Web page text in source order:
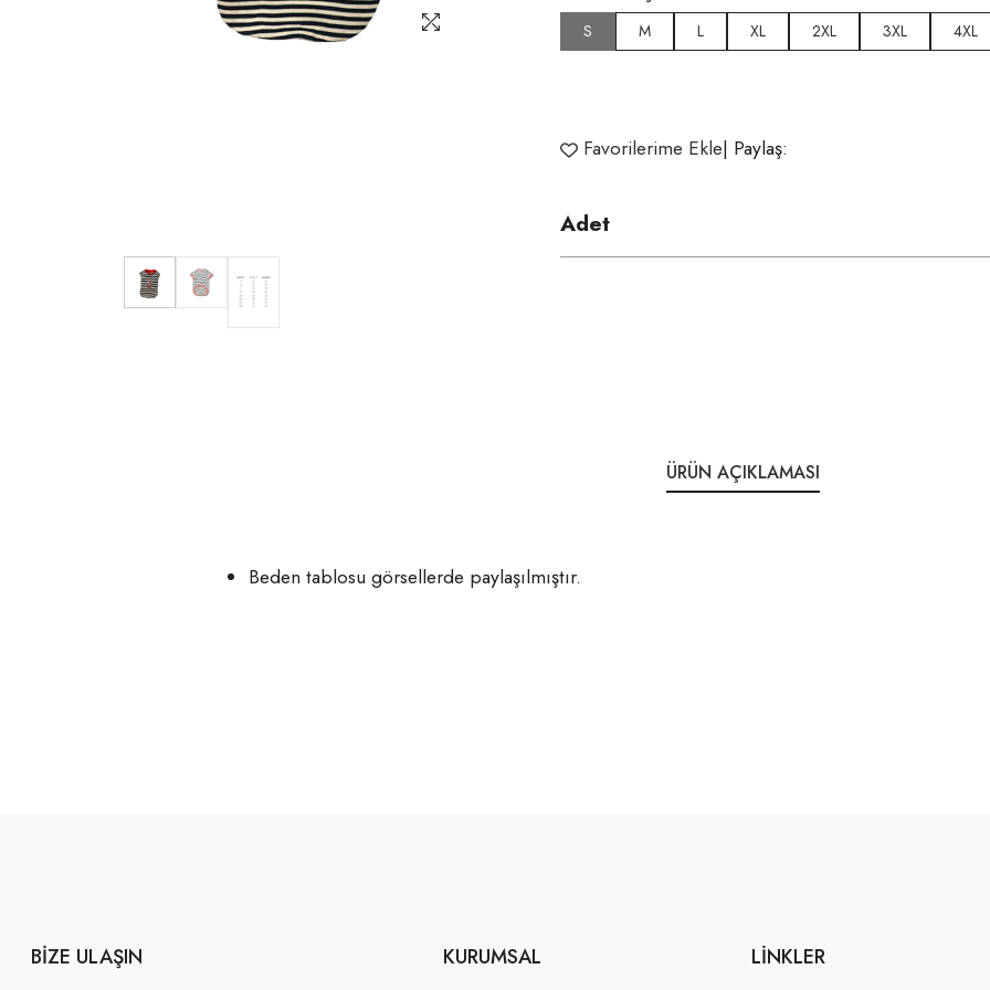
S M L XL 2XL 3XL 4XL
Favorilerime Ekle| Paylaş:
Adet
ÜRÜN AÇIKLAMASI
Beden tablosu görsellerde paylaşılmıştır.
BIZE ULAŞIN KURUMSAL LINKLER